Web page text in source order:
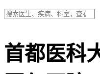
首都医科